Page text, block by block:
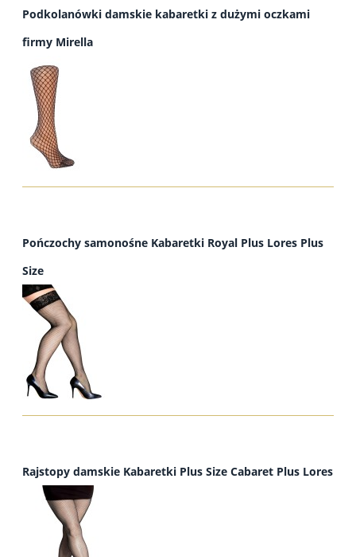
Podkolanówki damskie kabaretki z dużymi oczkami
firmy Mirella
Pończochy samonośne Kabaretki Royal Plus Lores Plus
Size
Rajstopy damskie Kabaretki Plus Size Cabaret Plus Lores